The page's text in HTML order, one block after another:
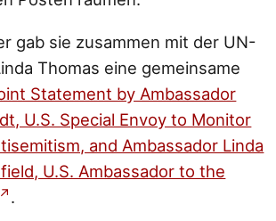
gab sie zusammen mit der UN-
Thomas eine gemeinsame
Statement by Ambassador
U.S. Special Envoy to Monitor
and Ambassador Linda
U.S. Ambassador to the
.